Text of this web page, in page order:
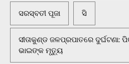
ସରସ୍ବତୀ ପୂଜା ସି
ସୀତାକୁଣ୍ଡ ଜଳପ୍ରପାତରେ
ଭାଇଙ୍କ ମୃତ୍ୟୁ